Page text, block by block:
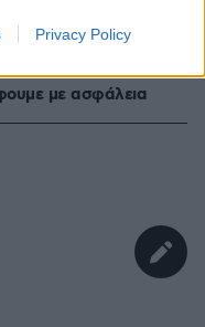
Privacy Policy
με ασφάλεια